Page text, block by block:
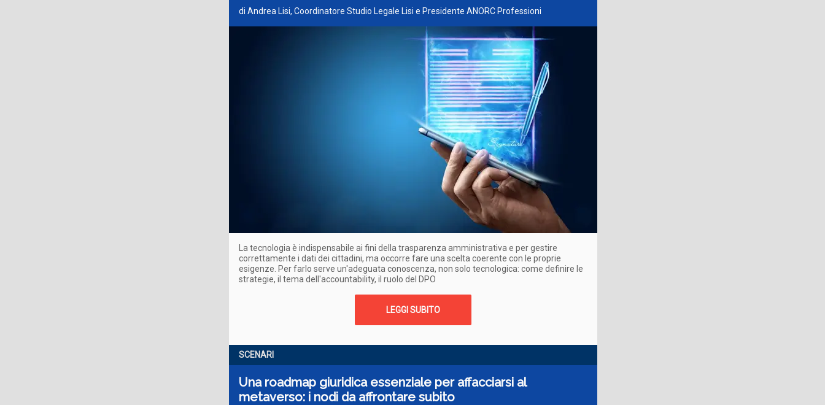
di Andrea Lisi, Coordinatore Studio Legale Lisi e Presidente ANORC Professioni
La tecnologia è indispensabile ai fini della trasparenza amministrativa e per gestire
correttamente i dati dei cittadini, ma occorre fare una scelta coerente con le proprie
esigenze. Per farlo serve un'adeguata conoscenza, non solo tecnologica: come definire le
strategie, il tema dell'accountability, il ruolo del DPO
LEGGI SUBITO
SCENARI
Una roadmap giuridica essenziale per affacciarsi al
metaverso: i nodi da affrontare subito